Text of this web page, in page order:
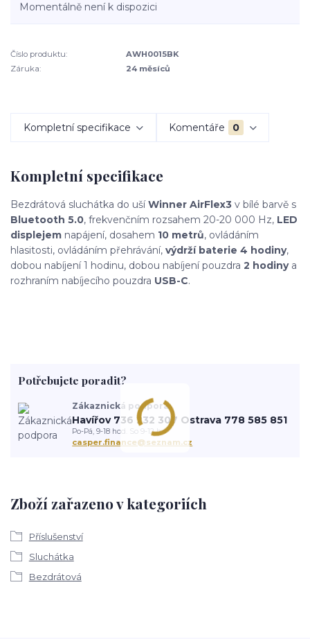
Momentálně není k dispozici
Číslo produktu:
AWH0015BK
Záruka:
24 měsíců
Kompletní specifikace Komentáře 0
Kompletní specifikace
Bezdrátová sluchátka do ušíWinner AirFlex3 v bílé barvě s
Bluetooth 5.0, frekvenčním rozsahem 20-20 000 Hz, LED
displejem napájení, dosahem 10 metrů, ovládáním
hlasitosti, ovládáním přehrávání, výdrží baterie 4 hodiny,
dobou nabíjení 1 hodinu, dobou nabíjení pouzdra 2 hodiny a
rozhraním nabíjecího pouzdra USB-C.
Zboží zařazeno v kategoriích
Příslušenství
Sluchátka
Bezdrátová
Potřebujete poradit?
Zákaznická podpora
Havířov 736 232 307 Ostrava 778 585 851
Po-Pá, 9-18 hod. So 9-12 h.
casper.finance@seznam.cz